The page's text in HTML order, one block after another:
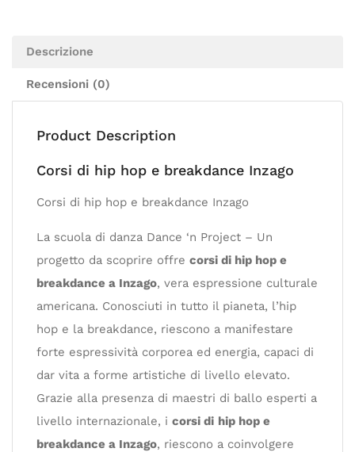
Descrizione
Recensioni (0)
Product Description
Corsi di hip hop e breakdance Inzago
Corsi di hip hop e breakdance Inzago
La scuola di danza Dance ‘n Project – Un
progetto da scoprire offre corsi di hip hop e
breakdance a Inzago, vera espressione culturale
americana. Conosciuti in tutto il pianeta, l’hip
hop e la breakdance, riescono a manifestare
forte espressività corporea ed energia, capaci di
dar vita a forme artistiche di livello elevato.
Grazie alla presenza di maestri di ballo esperti a
livello internazionale, i corsi di hip hop e
breakdance a Inzago, riescono a coinvolgere